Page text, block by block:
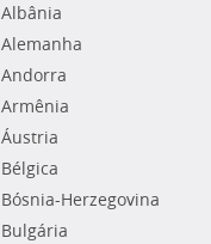
Albânia
Alemanha
Andorra
Armênia
Áustria
Bélgica
Bósnia-Herzegovina
Bulgária